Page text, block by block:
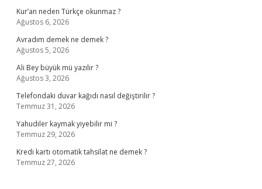
Kur’an neden Türkçe okunmaz ?
Ağustos 6, 2026
Avradım demek ne demek ?
Ağustos 5, 2026
Ali Bey büyük mü yazılır ?
Ağustos 3, 2026
Telefondaki duvar kağıdı nasıl değiştirilir ?
Temmuz 31, 2026
Yahudiler kaymak yiyebilir mi ?
Temmuz 29, 2026
Kredi kartı otomatik tahsilat ne demek ?
Temmuz 27, 2026